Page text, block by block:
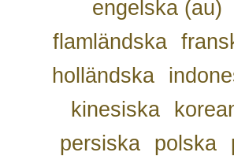
engelska (au)
flamländska
holländska
kinesiska
persiska
polska